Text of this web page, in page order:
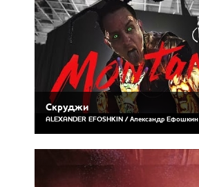
Скруджи
ALEXANDER EFOSHKIN / Александр Ефошкин